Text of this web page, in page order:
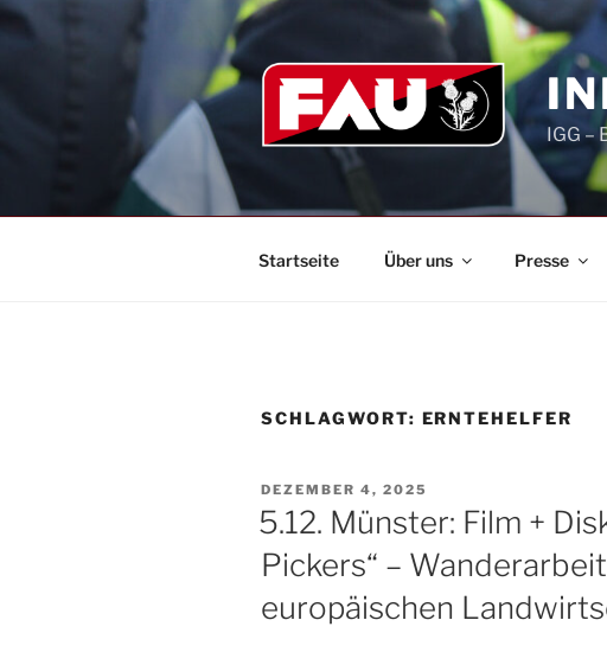
Zum
IGG –
Startseite Über uns Presse
SCHLAGWORT: ERNTEHELFER
VERÖFFENTLICHT
AM
DEZEMBER 4, 2025
5.12. Münster: Film +
Pickers“ –
europäischen